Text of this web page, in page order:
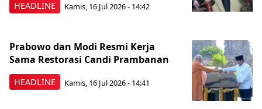
HEADLINE Kamis, 16 Jul 2026 - 14:42
HEADLINE
Prabowo dan Modi Resmi Kerja
Sama Restorasi Candi Prambanan
Kamis, 16 Jul 2026 - 14:41